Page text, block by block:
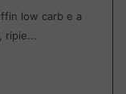
low carb e a
ripie...